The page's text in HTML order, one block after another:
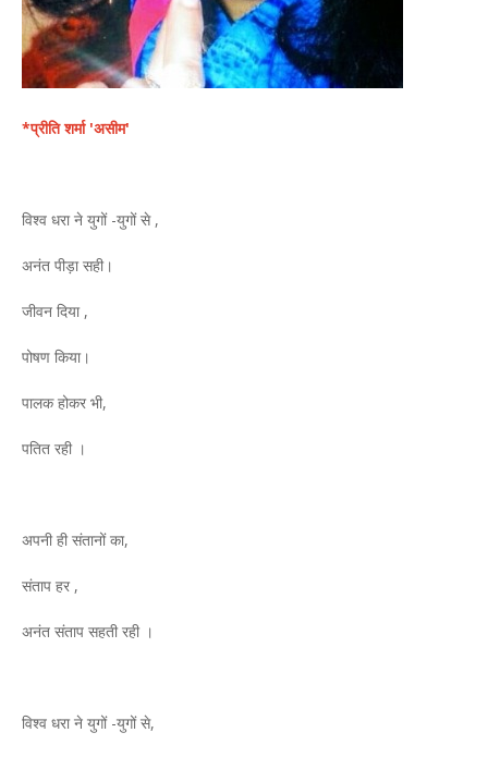
*प्रीति शर्मा 'असीम'
विश्व धरा ने युगों -युगों से ,
अनंत पीड़ा सही।
जीवन दिया ,
पोषण किया।
पालक होकर भी,
पतित रही ।
अपनी ही संतानों का,
संताप हर ,
अनंत संताप सहती रही ।
विश्व धरा ने युगों -युगों से,